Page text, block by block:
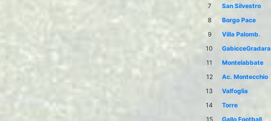
7
San Silvestro
8
Borgo Pace
9
Villa Palomb.
10
GabicceGradara
11
Montelabbate
12
Ac. Montecchio
13
Valfoglia
14
Torre
15
Gallo Football